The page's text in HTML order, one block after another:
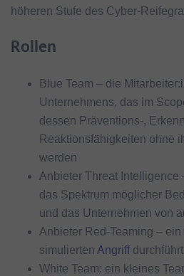
höheren Stufe des Cyber-
Rollen
Blue Team – die
Unternehmens, das im
dessen Präventions-,
Reaktionsfähigkeiten ohne
werden
Anbieter Threat Intelligence
das Spektrum möglicher
und das Unternehmen von
Anbieter Red-Teaming –
simulierten Angriffdurchführt
White Team: ein kleines